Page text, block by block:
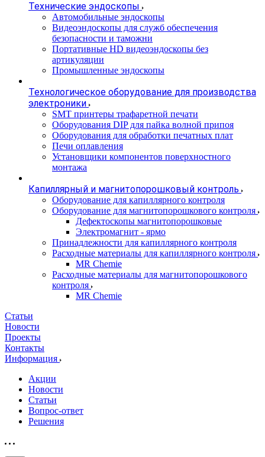
Технические эндоскопы
Автомобильные эндоскопы
Видеоэндоскопы для служб обеспечения
безопасности и таможни
Портативные HD видеоэндоскопы без
артикуляции
Промышленные эндоскопы
Технологическое оборудование для производства
электроники
SMT принтеры трафаретной печати
Оборудования DIP для пайка волной припоя
Оборудования для обработки печатных плат
Печи оплавления
Установщики компонентов поверхностного
монтажа
Капиллярный и магнитопорошковый контроль
Оборудование для капиллярного контроля
Оборудование для магнитопорошкового контроля
Дефектоскопы магнитопорошковые
Электромагнит - ярмо
Принадлежности для капиллярного контроля
Расходные материалы для капиллярного контроля
MR Chemie
Расходные материалы для магнитопорошкового
контроля
MR Chemie
Статьи
Новости
Проекты
Контакты
Информация
Акции
Новости
Статьи
Вопрос-ответ
Решения